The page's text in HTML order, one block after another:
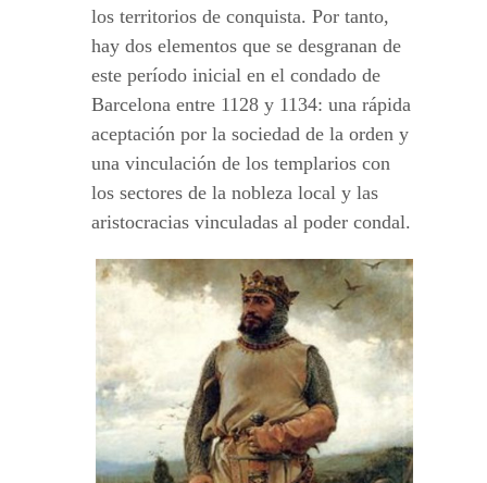
los territorios de conquista. Por tanto,
hay dos elementos que se desgranan de
este período inicial en el condado de
Barcelona entre 1128 y 1134: una rápida
aceptación por la sociedad de la orden y
una vinculación de los templarios con
los sectores de la nobleza local y las
aristocracias vinculadas al poder condal.